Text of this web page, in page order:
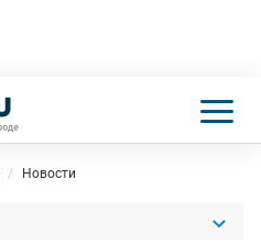
Новости